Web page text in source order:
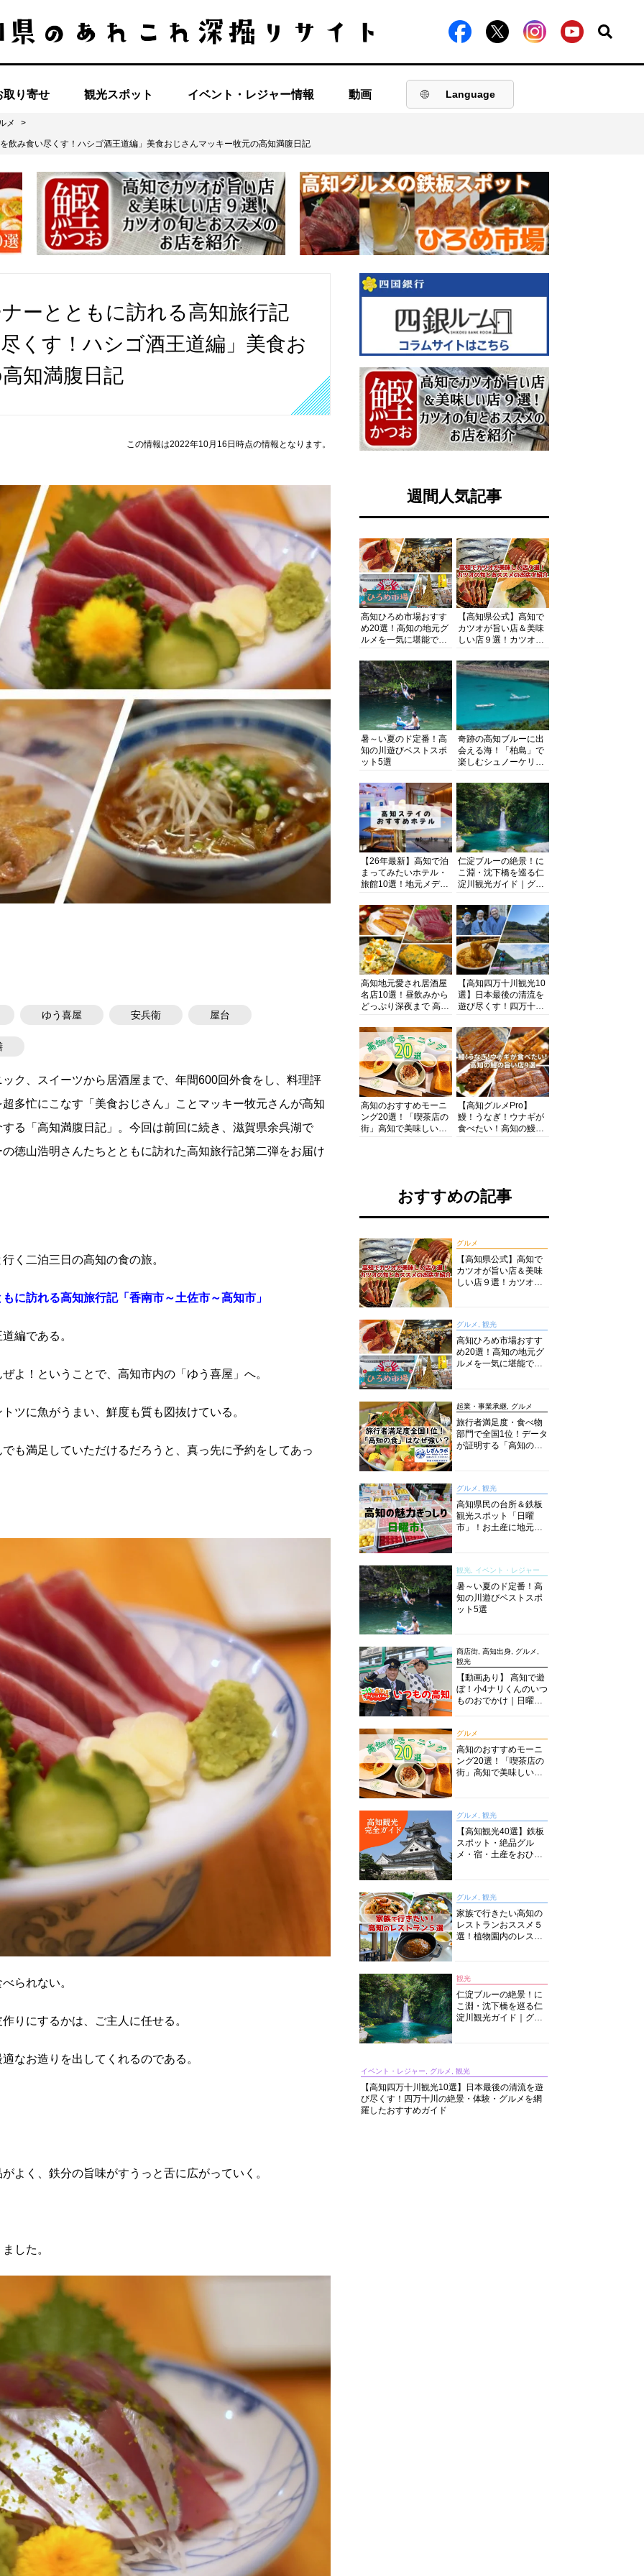
取り寄せ 観光スポット イベント・レジャー情報 動画 Language
メ >
飲み食い尽くす！ハシゴ酒王道編」美食おじさんマッキー牧元の高知満腹日記
ーとともに訪れる高知旅行記
くす！ハシゴ酒王道編」美食お
知満腹日記
この情報は2022年10月16日時点の情報となります。
ゆう喜屋 安兵衛 屋台
ク、スイーツから居酒屋まで、年間600回外食をし、料理評
多忙にこなす「美食おじさん」ことマッキー牧元さんが高知
る「高知満腹日記」。今回は前回に続き、滋賀県余呉湖で
徳山浩明さんたちとともに訪れた高知旅行記第二弾をお届け
く二泊三日の高知の食の旅。
に訪れる高知旅行記「香南市～土佐市～高知市」
編である。
よ！ということで、高知市内の「ゆう喜屋」へ。
ツに魚がうまい、鮮度も質も図抜けている。
も満足していただけるだろうと、真っ先に予約をしてあっ
られない。
りにするかは、ご主人に任せる。
なお造りを出してくれるのである。
よく、鉄分の旨味がすうっと舌に広がっていく。
した。
週間人気記事
高知ひろめ市場おすす
め20選！高知の地元グ
ルメを一気に堪能でき
底解剖
【高知県公式】高知で
カツオが旨い店＆美味
しい店９選！カツオの
紹介
暑～い夏のド定番！高
知の川遊びベストスポ
ット5選
奇跡の高知ブルーに出
会える海！「柏島」で
楽しむシュノーケリン
浴にキャンプまで透明
度抜群の海の楽園を徹
底紹介
【26年最新】高知で泊
まってみたいホテル・
旅館10選！地元メディ
厳選
仁淀ブルーの絶景！に
こ淵・沈下橋を巡る仁
淀川観光ガイド｜グル
まで完全網羅！
高知地元愛され居酒屋
名店10選！昼飲みから
どっぷり深夜まで 高知
知グルメPro】
【高知四万十川観光10
選】日本最後の清流を
遊び尽くす！四万十川
を網羅したおすすめガ
イド
高知のおすすめモーニ
ング20選！「喫茶店の
街」高知で美味しい喫
【高知グルメPro】
鰻！うなぎ！ウナギが
食べたい！高知の鰻の
おすすめの記事
グルメ
【高知県公式】高知で
カツオが旨い店＆美味
しい店９選！カツオの
グルメ, 観光
高知ひろめ市場おすす
め20選！高知の地元グ
ルメを一気に堪能でき
起業・事業承継, グルメ
旅行者満足度・食べ物
部門で全国1位！データ
が証明する「高知の
グルメ, 観光
高知県民の台所＆鉄板
観光スポット「日曜
市」！お土産に地元野
説！
観光, イベント・レジャー
暑～い夏のド定番！高
知の川遊びベストスポ
ット5選
商店街, 高知出身, グルメ,
観光
【動画あり】 高知で遊
ぼ！小4ナリくんのいつ
ものおでかけ｜日曜市
グルメ
高知のおすすめモーニ
ング20選！「喫茶店の
街」高知で美味しい喫
グルメ, 観光
【高知観光40選】鉄板
スポット・絶品グル
メ・宿・土産をおひと
グルメ, 観光
家族で行きたい高知の
レストランおススメ５
選！植物園内のレスト
観光
仁淀ブルーの絶景！に
こ淵・沈下橋を巡る仁
淀川観光ガイド｜グル
イベント・レジャー, グルメ, 観光
【高知四万十川観光10選】日本最後の清流を遊
び尽くす！四万十川の絶景・体験・グルメを網
羅したおすすめガイド